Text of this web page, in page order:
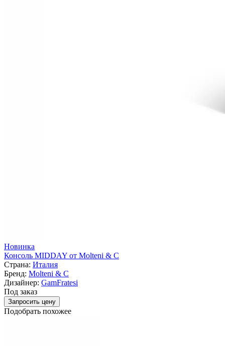
Новинка
Консоль MIDDAY от Molteni & C
Страна: Италия
Бренд: Molteni & C
Дизайнер: GamFratesi
Под заказ
Запросить цену
Подобрать похожее